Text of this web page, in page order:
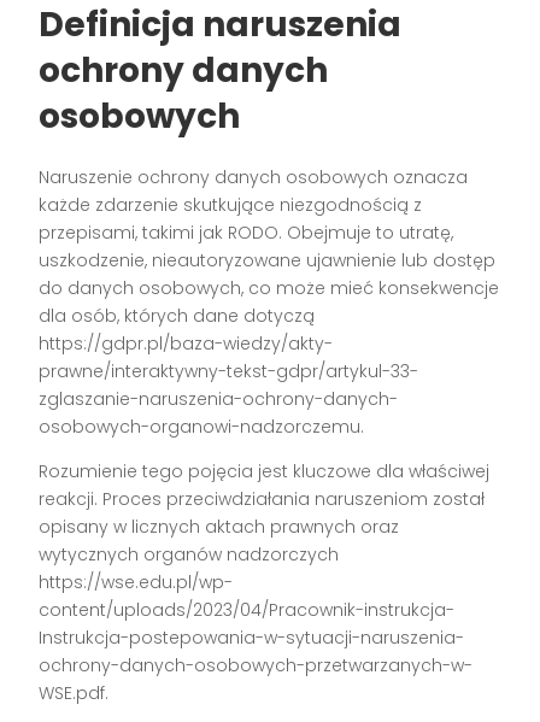
Definicja naruszenia
ochrony danych
osobowych
Naruszenie ochrony danych osobowych oznacza
każde zdarzenie skutkujące niezgodnością z
przepisami, takimi jak RODO. Obejmuje to utratę,
uszkodzenie, nieautoryzowane ujawnienie lub dostęp
do danych osobowych, co może mieć konsekwencje
dla osób, których dane dotyczą
https://gdpr.pl/baza-wiedzy/akty-
prawne/interaktywny-tekst-gdpr/artykul-33-
zglaszanie-naruszenia-ochrony-danych-
osobowych-organowi-nadzorczemu.
Rozumienie tego pojęcia jest kluczowe dla właściwej
reakcji. Proces przeciwdziałania naruszeniom został
opisany w licznych aktach prawnych oraz
wytycznych organów nadzorczych
https://wse.edu.pl/wp-
content/uploads/2023/04/Pracownik-instrukcja-
Instrukcja-postepowania-w-sytuacji-naruszenia-
ochrony-danych-osobowych-przetwarzanych-w-
WSE.pdf.